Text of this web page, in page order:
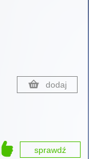
dodaj
sprawdź